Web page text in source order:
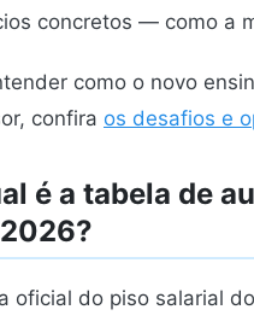
concretos — como a
como o novo
confira os desafios e
é a tabela de
oficial do piso salarial